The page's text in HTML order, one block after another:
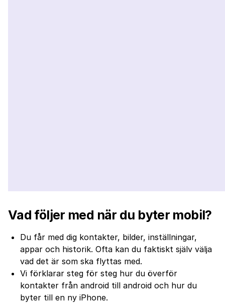
Vad följer med när du byter mobil?
Du får med dig kontakter, bilder, inställningar,
appar och historik. Ofta kan du faktiskt själv välja
vad det är som ska flyttas med.
Vi förklarar steg för steg hur du överför
kontakter från android till android och hur du
byter till en ny iPhone.